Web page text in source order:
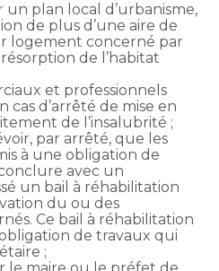
plan local d’urbanisme,
de plus d’une aire de
logement concerné par
de l’habitat
et professionnels
cas d’arrêté de mise en
de l’insalubrité ;
par arrêté, que les
à une obligation de
avec un
un bail à réhabilitation
du ou des
Ce bail à réhabilitation
de travaux qui
;